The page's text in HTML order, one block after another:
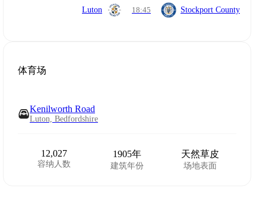
Luton 18:45 Stockport County
体育场
Kenilworth Road
Luton, Bedfordshire
12,027
容纳人数
1905年
建筑年份
天然草皮
场地表面